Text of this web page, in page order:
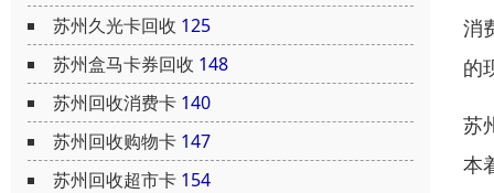
苏州久光卡回收 125
苏州盒马卡券回收 148
苏州回收消费卡 140
苏州回收购物卡 147
苏州回收超市卡 154
消
的
苏
本